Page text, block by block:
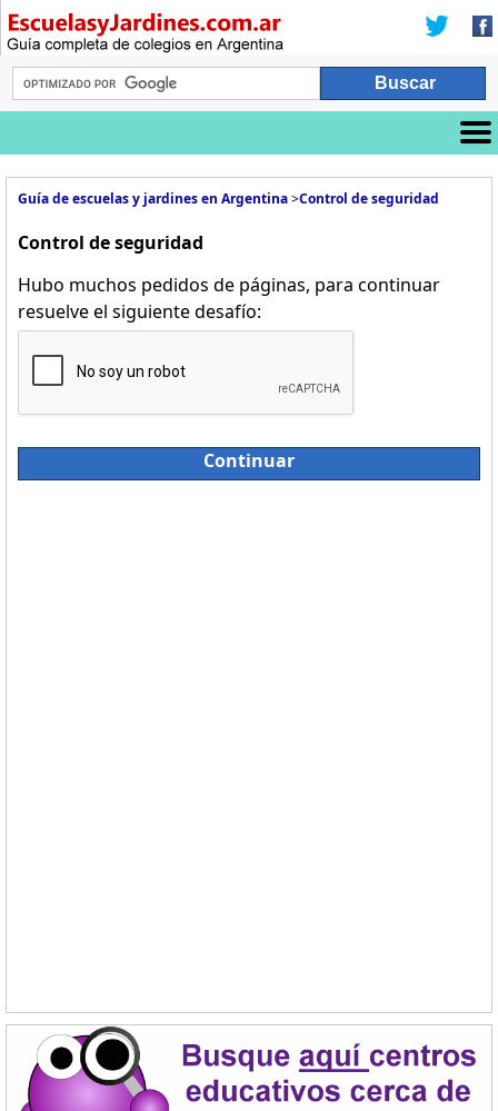
Guía de escuelas y jardines en Argentina>Control de seguridad
Control de seguridad
Hubo muchos pedidos de páginas, para continuar
resuelve el siguiente desafío:
Continuar